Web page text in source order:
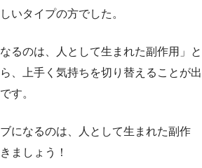
いタイプの方でした。
るのは、人として生まれた副作用」と
、上手く気持ちを切り替えることが出
す。
になるのは、人として生まれた副作
ましょう！